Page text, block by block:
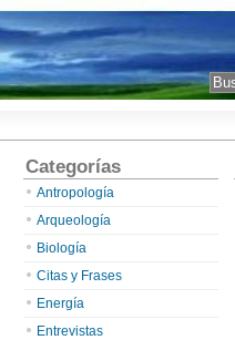
Categorías
Antropología
Arqueología
Biología
Citas y Frases
Energía
Entrevistas